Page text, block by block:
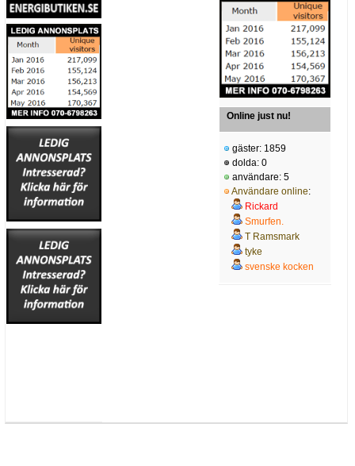
Online just nu!
gäster: 1859
dolda: 0
användare: 5
Användare online:
Rickard
Smurfen.
T Ramsmark
tyke
svenske kocken